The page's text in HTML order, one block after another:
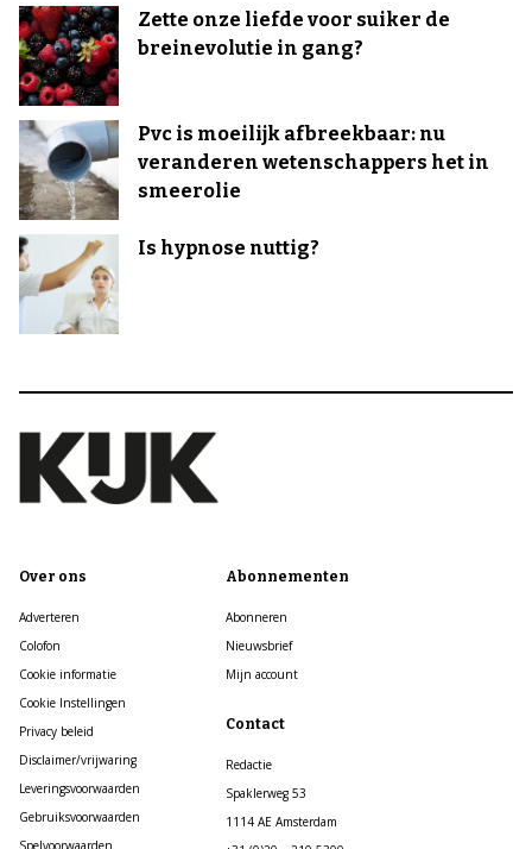
Zette onze liefde voor suiker de
breinevolutie in gang?
Pvc is moeilijk afbreekbaar: nu
veranderen wetenschappers het in
smeerolie
Is hypnose nuttig?
Over ons
Adverteren
Colofon
Cookie informatie
Cookie Instellingen
Privacy beleid
Disclaimer/vrijwaring
Leveringsvoorwaarden
Gebruiksvoorwaarden
Spelvoorwaarden
Abonnementen
Abonneren
Nieuwsbrief
Mijn account
Contact
Redactie
Spaklerweg 53
1114 AE Amsterdam